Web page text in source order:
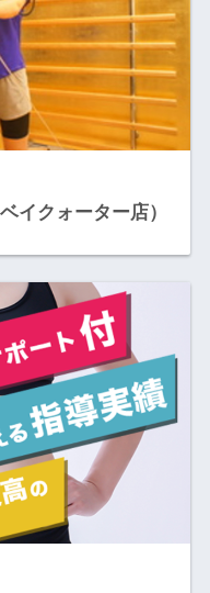
イクォーター店）